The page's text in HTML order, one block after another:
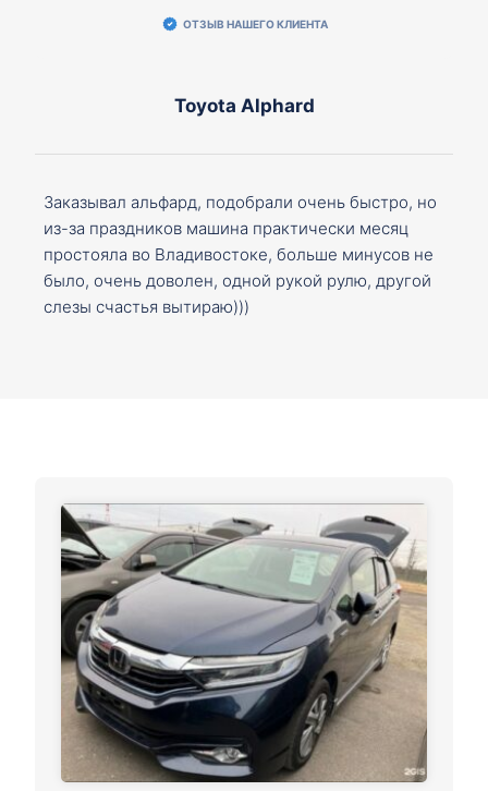
ОТЗЫВ НАШЕГО КЛИЕНТА
Toyota Alphard
Заказывал альфард, подобрали очень быстро, но
из-за праздников машина практически месяц
простояла во Владивостоке, больше минусов не
было, очень доволен, одной рукой рулю, другой
слезы счастья вытираю)))